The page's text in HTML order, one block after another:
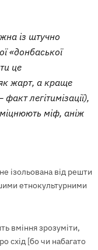
із штучно
«донбаської
це
жарт, а краще
легітимізації),
міф, аніж
ізольована від решти
етнокультурними
вміння зрозуміти,
схід [бо чи набагато